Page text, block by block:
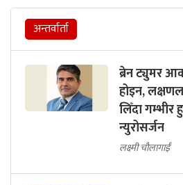
अन्तर्वार्ता
ब्रेन ट्युमर
होइन,
लिँदा गम्भीर
न्युरोसर्जन
लक्ष्मी चौलागाईं